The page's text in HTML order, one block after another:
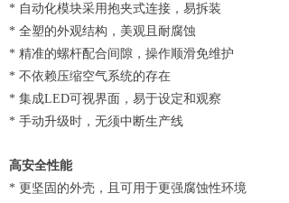
* 自动化模块采用抱夹式连接，易拆装
* 全塑的外观结构，美观且耐腐蚀
* 精准的螺杆配合间隙，操作顺滑免维护
* 不依赖压缩空气系统的存在
* 集成LED可视界面，易于设定和观察
* 手动升级时，无须中断生产线
高安全性能
* 更坚固的外壳，且可用于更强腐蚀性环境